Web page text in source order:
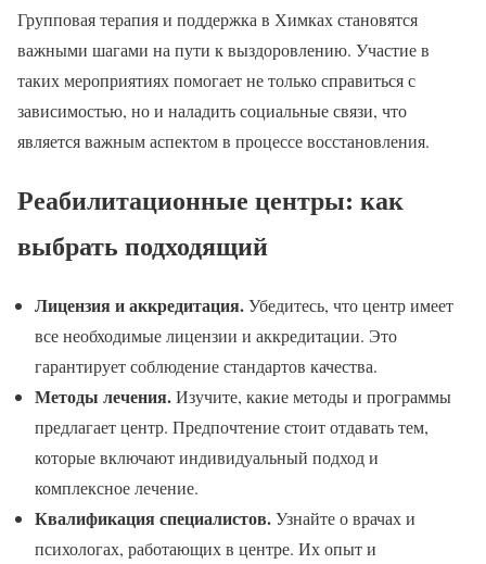
Групповая терапия и поддержка в Химках становятся
важными шагами на пути к выздоровлению. Участие в
таких мероприятиях помогает не только справиться с
зависимостью, но и наладить социальные связи, что
является важным аспектом в процессе восстановления.
Реабилитационные центры: как
выбрать подходящий
Лицензия и аккредитация.Убедитесь, что центр имеет
все необходимые лицензии и аккредитации. Это
гарантирует соблюдение стандартов качества.
Методы лечения.Изучите, какие методы и программы
предлагает центр. Предпочтение стоит отдавать тем,
которые включают индивидуальный подход и
комплексное лечение.
Квалификация специалистов.Узнайте о врачах и
психологах, работающих в центре. Их опыт и